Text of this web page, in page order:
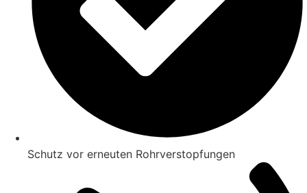
Schutz vor erneuten Rohrverstopfungen